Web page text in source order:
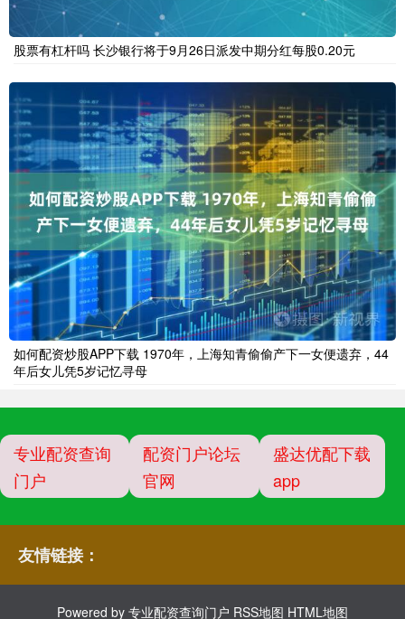
股票有杠杆吗 长沙银行将于9月26日派发中期分红每股0.20元
如何配资炒股APP下载 1970年，上海知青偷偷产下一女便遗弃，44
年后女儿凭5岁记忆寻母
专业配资查询
门户
配资门户论坛
官网
盛达优配下载
app
友情链接：
Powered by 专业配资查询门户 RSS地图 HTML地图